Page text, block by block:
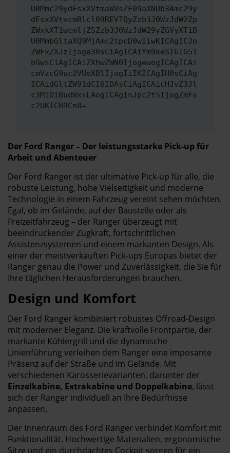
U0Mmc29ydFsxXVtmaWVsZF09aXNUb3Amc29y
dFsxXVtvcmRlcl09REVTQyZzb3J0WzJdW2Zp
ZWxkXT1wcmljZSZzb3J0WzJdW29yZGVyXT1B
U0MmbGltaXQ9MjAmc2tpcD0wIiwKICAgICJo
ZWFkZXJzIjoge30sCiAgICAiYm9keSI6IG51
bGwsCiAgICAiZXhwZWN0IjogewogICAgICAi
cmVzcG9uc2VUeXBlIjogIiIKICAgIH0sCiAg
ICAidGltZW91dCI6IDAsCiAgICAicHJvZ3Jl
c3MiOiBudWxsLAogICAgInJpc2t5IjogZmFs
c2UKICB9Cn0=
Der Ford Ranger – Der leistungsstarke Pick-up für
Arbeit und Abenteuer
Der Ford Ranger ist der ultimative Pick-up für alle, die
robuste Leistung, hohe Vielseitigkeit und moderne
Technologie in einem Fahrzeug vereint sehen möchten.
Egal, ob im Gelände, auf der Baustelle oder als
Freizeitfahrzeug – der Ranger überzeugt mit
beeindruckender Zugkraft, fortschrittlichen
Assistenzsystemen und einem markanten Design. Als
einer der meistverkauften Pick-ups Europas bietet der
Ranger genau die Power und Zuverlässigkeit, die Sie für
Ihre täglichen Herausforderungen brauchen.
Design und Komfort
Der Ford Ranger kombiniert robustes Offroad-Design
mit moderner Eleganz. Die kraftvolle Frontpartie, der
markante Kühlergrill und die dynamische
Linienführung verleihen dem Ranger eine imposante
Präsenz auf der Straße und im Gelände. Mit
verschiedenen Karosserievarianten, darunter der
Einzelkabine, Extrakabine und Doppelkabine, lässt
sich der Ranger individuell an Ihre Bedürfnisse
anpassen.
Der Innenraum des Ford Ranger verbindet Komfort mit
Funktionalität. Hochwertige Materialien, ergonomische
Sitze und ein durchdachtes Cockpit sorgen für ein